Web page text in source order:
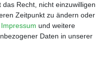
Recht, nicht einzuwilligen
Zeitpunkt zu ändern oder
Impressum und weitere
Daten in unserer